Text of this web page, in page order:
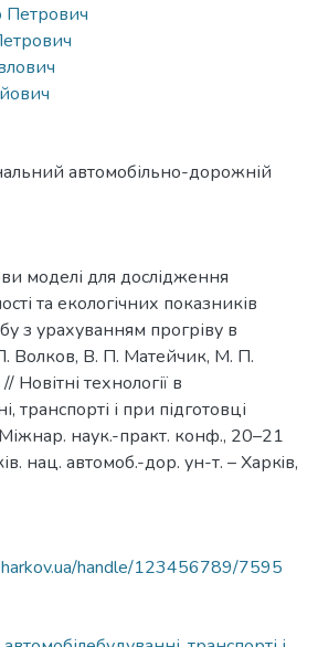
автомобільно-дорожній
моделі для дослідження
та екологічних показників
з урахуванням прогріву в
Волков, В. П. Матейчик, М. П.
технології в
транспорті і при підготовці
наук.-практ. конф., 20–21
нац. автомоб.-дор. ун-т. – Харкiв,
handle/123456789/7595